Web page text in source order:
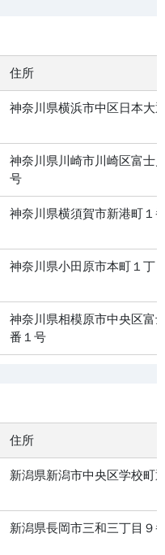
住所
神奈川県横浜市中区日本大
神奈川県川崎市川崎区富士
号
神奈川県横須賀市新港町１
神奈川県小田原市本町１丁
神奈川県相模原市中央区富
番１号
住所
新潟県新潟市中央区学校町
新潟県長岡市三和三丁目９